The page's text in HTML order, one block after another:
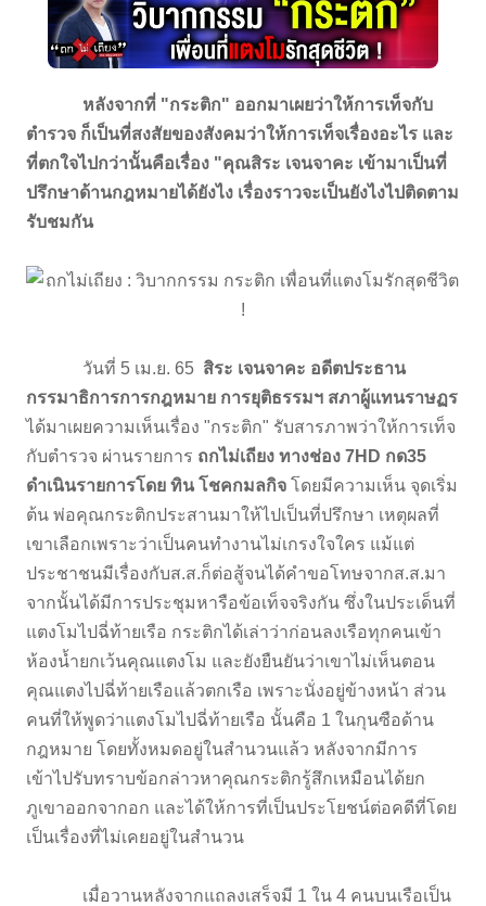
หลังจากที่ "กระติก" ออกมาเผยว่าให้การเท็จกับ
ตำรวจ ก็เป็นที่สงสัยของสังคมว่าให้การเท็จเรื่องอะไร และ
ที่ตกใจไปกว่านั้นคือเรื่อง "คุณสิระ เจนจาคะ เข้ามาเป็นที่
ปรึกษาด้านกฎหมายได้ยังไง เรื่องราวจะเป็นยังไงไปติดตาม
รับชมกัน
วันที่ 5 เม.ย. 65 สิระ เจนจาคะ อดีตประธาน
กรรมาธิการการกฎหมาย การยุติธรรมฯ สภาผู้แทนราษฏร
ได้มาเผยความเห็นเรื่อง "กระติก" รับสารภาพว่าให้การเท็จ
กับตำรวจ ผ่านรายการ ถกไม่เถียง ทางช่อง 7HD กด35
ดำเนินรายการโดย ทิน โชคกมลกิจ โดยมีความเห็น จุดเริ่ม
ต้น พ่อคุณกระติกประสานมาให้ไปเป็นที่ปรึกษา เหตุผลที่
เขาเลือกเพราะว่าเป็นคนทำงานไม่เกรงใจใคร แม้แต่
ประชาชนมีเรื่องกับส.ส.ก็ต่อสู้จนได้คำขอโทษจากส.ส.มา
จากนั้นได้มีการประชุมหารือข้อเท็จจริงกัน ซึ่งในประเด็นที่
แตงโมไปฉี่ท้ายเรือ กระติกได้เล่าว่าก่อนลงเรือทุกคนเข้า
ห้องน้ำยกเว้นคุณแตงโม และยังยืนยันว่าเขาไม่เห็นตอน
คุณแตงไปฉี่ท้ายเรือแล้วตกเรือ เพราะนั่งอยู่ข้างหน้า ส่วน
คนที่ให้พูดว่าแตงโมไปฉี่ท้ายเรือ นั้นคือ 1 ในกุนซือด้าน
กฎหมาย โดยทั้งหมดอยู่ในสำนวนแล้ว หลังจากมีการ
เข้าไปรับทราบข้อกล่าวหาคุณกระติกรู้สึกเหมือนได้ยก
ภูเขาออกจากอก และได้ให้การที่เป็นประโยชน์ต่อคดีที่โดย
เป็นเรื่องที่ไม่เคยอยู่ในสำนวน
เมื่อวานหลังจากแถลงเสร็จมี 1 ใน 4 คนบนเรือเป็น